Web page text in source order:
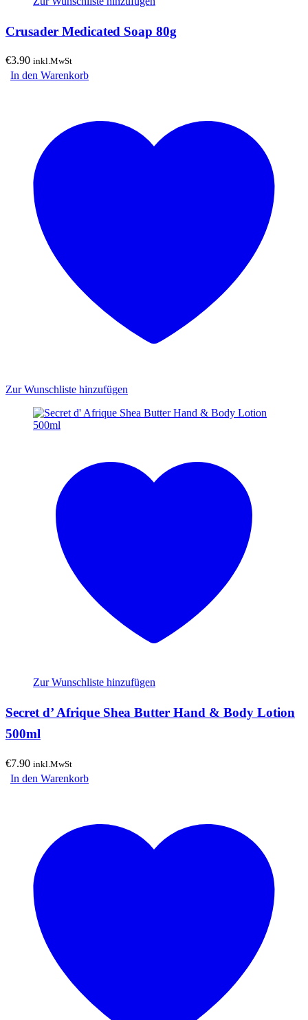
Crusader Medicated Soap 80g
€3.90 inkl.MwSt
In den Warenkorb
Zur Wunschliste hinzufügen
Zur Wunschliste hinzufügen
Secret d’ Afrique Shea Butter Hand & Body Lotion
500ml
€7.90 inkl.MwSt
In den Warenkorb